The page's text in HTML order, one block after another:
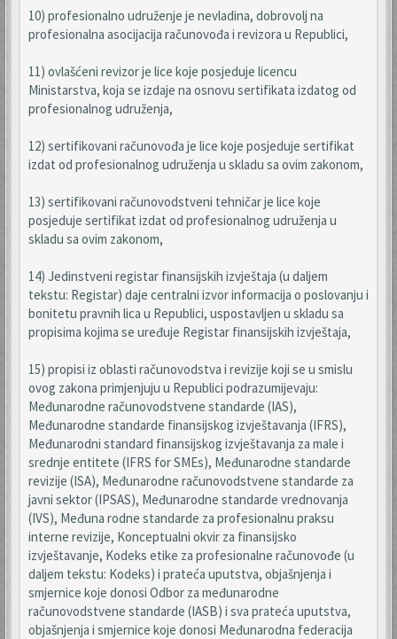
10) profesionalno udruženje je nevladina, dobrovolj na
profesionalna asocijacija računovođa i revizora u Republici,
11) ovlašćeni revizor je lice koje posjeduje licencu
Ministarstva, koja se izdaje na osnovu sertifikata izdatog od
profesionalnog udruženja,
12) sertifikovani računovođa je lice koje posjeduje sertifikat
izdat od profesionalnog udruženja u skladu sa ovim zakonom,
13) sertifikovani računovodstveni tehničar je lice koje
posjeduje sertifikat izdat od profesionalnog udruženja u
skladu sa ovim zakonom,
14) Jedinstveni registar finansijskih izvještaja (u daljem
tekstu: Registar) daje centralni izvor informacija o poslovanju i
bonitetu pravnih lica u Republici, uspostavljen u skladu sa
propisima kojima se uređuje Registar finansijskih izvještaja,
15) propisi iz oblasti računovodstva i revizije koji se u smislu
ovog zakona primjenjuju u Republici podrazumijevaju:
Međunarodne računovodstvene standarde (IAS),
Međunarodne standarde finansijskog izvještavanja (IFRS),
Međunarodni standard finansijskog izvještavanja za male i
srednje entitete (IFRS for SMEs), Međunarodne standarde
revizije (ISA), Međunarodne računovodstvene standarde za
javni sektor (IPSAS), Međunarodne standarde vrednovanja
(IVS), Međuna rodne standarde za profesionalnu praksu
interne revizije, Konceptualni okvir za finansijsko
izvještavanje, Kodeks etike za profesionalne računovođe (u
daljem tekstu: Kodeks) i prateća uputstva, objašnjenja i
smjernice koje donosi Odbor za međunarodne
računovodstvene standarde (IASB) i sva prateća uputstva,
objašnjenja i smjernice koje donosi Međunarodna federacija